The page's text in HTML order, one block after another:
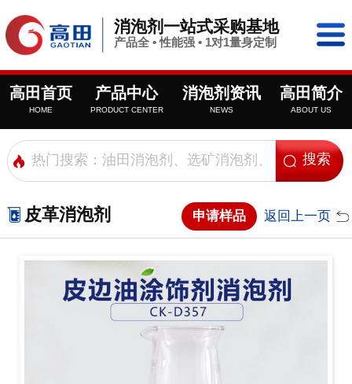
消泡剂一站式采购基地
产品全 • 性能强 • 1对1量身定制
高田首页
HOME
产品中心
PRODUCT CENTER
消泡剂资讯
NEWS
高田简介
ABOUT US
皮革消泡剂 申请样品 返回上一页